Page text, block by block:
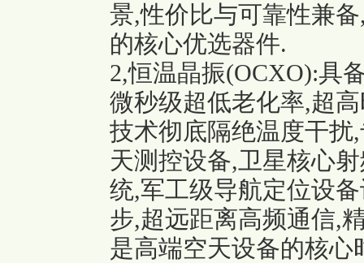
景,性价比与可靠性兼
的核心优选器件.
2,恒温晶振(OCXO):具
微秒级超低老化率,超
技术彻底隔绝温度干
天测控设备,卫星核心
统,军工级导航定位设
步,超远距离高频通信,
是高端空天设备的核心